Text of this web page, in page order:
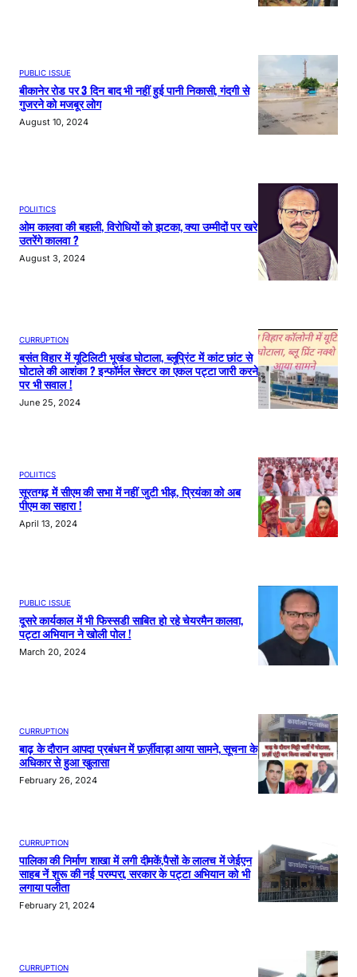
PUBLIC ISSUE
बीकानेर रोड पर 3 दिन बाद भी नहीं हुई पानी निकासी, गंदगी से
गुजरने को मजबूर लोग
August 10, 2024
POLIITICS
ओम कालवा की बहाली, विरोधियों को झटका, क्या उम्मीदों पर खरे
उतरेंगे कालवा ?
August 3, 2024
CURRUPTION
बसंत विहार में यूटिलिटी भूखंड घोटाला, ब्लूप्रिंट में कांट छांट से
घोटाले की आशंका ? इन्फॉर्मल सेक्टर का एकल पट्टा जारी करने
पर भी सवाल !
June 25, 2024
POLIITICS
सूरतगढ़ में सीएम की सभा में नहीं जुटी भीड़, प्रियंका को अब
पीएम का सहारा !
April 13, 2024
PUBLIC ISSUE
दूसरे कार्यकाल में भी फिस्सडी साबित हो रहे चेयरमैन कालवा,
पट्टा अभियान ने खोली पोल !
March 20, 2024
CURRUPTION
बाढ़ के दौरान आपदा प्रबंधन में फ़र्ज़ीवाड़ा आया सामने, सूचना के
अधिकार से हुआ खुलासा
February 26, 2024
CURRUPTION
पालिका की निर्माण शाखा में लगी दीमकें,पैसों के लालच में जेईएन
साहब नें शुरू की नई परम्परा, सरकार के पट्टा अभियान को भी
लगाया पलीता
February 21, 2024
CURRUPTION